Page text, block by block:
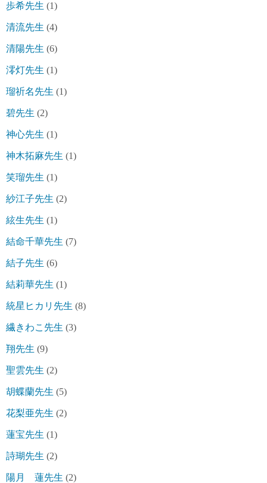
歩希先生 (1)
清流先生 (4)
清陽先生 (6)
澪灯先生 (1)
瑠祈名先生 (1)
碧先生 (2)
神心先生 (1)
神木拓麻先生 (1)
笑瑠先生 (1)
紗江子先生 (2)
絃生先生 (1)
結命千華先生 (7)
結子先生 (6)
結莉華先生 (1)
統星ヒカリ先生 (8)
繊きわこ先生 (3)
翔先生 (9)
聖雲先生 (2)
胡蝶蘭先生 (5)
花梨亜先生 (2)
蓮宝先生 (1)
詩瑚先生 (2)
陽月 蓮先生 (2)